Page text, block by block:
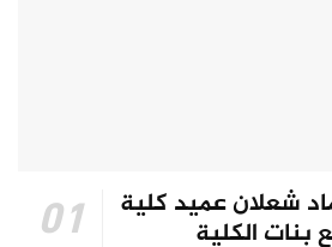
شعلان عميد كلية
بنات الكلية